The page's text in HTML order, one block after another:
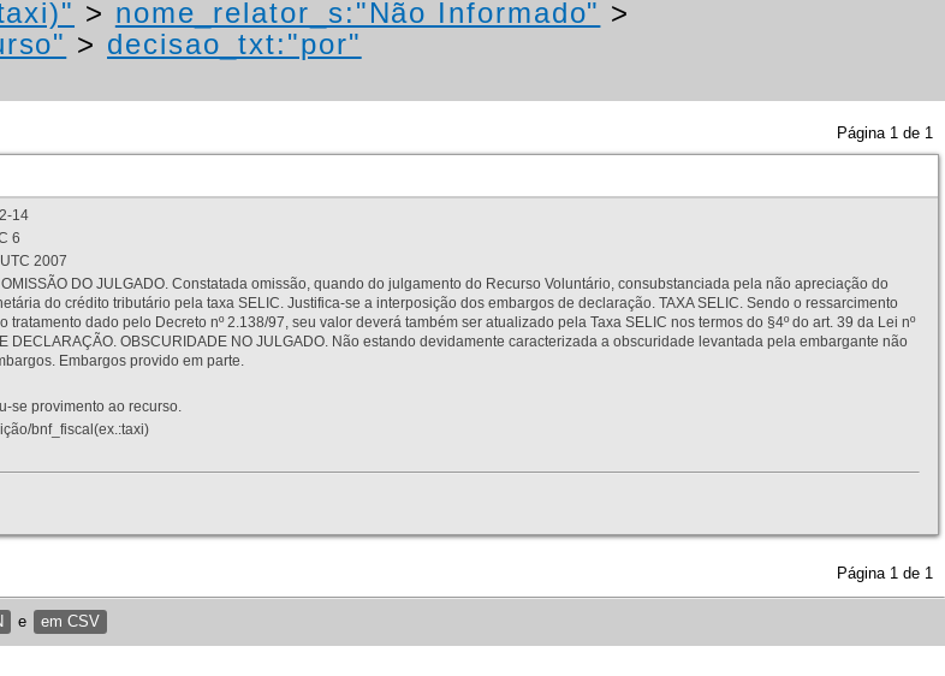
> nome_relator_s:"Não Informado" >
> decisao_txt:"por"
Página 1 de 1
14
6
2007
DO JULGADO. Constatada omissão, quando do julgamento do Recurso Voluntário, consubstanciada pela não apreciação do
do crédito tributário pela taxa SELIC. Justifica-se a interposição dos embargos de declaração. TAXA SELIC. Sendo o ressarcimento
dado pelo Decreto nº 2.138/97, seu valor deverá também ser atualizado pela Taxa SELIC nos termos do §4º do art. 39 da Lei nº
DECLARAÇÃO. OBSCURIDADE NO JULGADO. Não estando devidamente caracterizada a obscuridade levantada pela embargante não
Embargos provido em parte.
se provimento ao recurso.
bnf_fiscal(ex.:taxi)
Página 1 de 1
e em CSV